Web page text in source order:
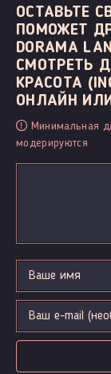
ОСТАВЬТЕ
ПОМОЖЕТ
DORAMA
СМОТРЕТЬ
КРАСОТА
ОНЛАЙН
Минимальная
модерируются